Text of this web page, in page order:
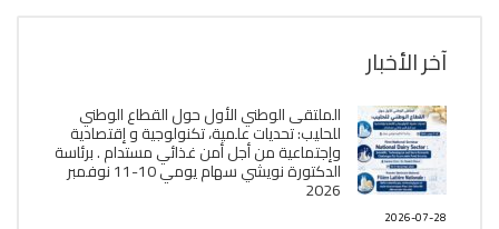
آخر الأخبار
الملتقى الوطني الأول حول القطاع الوطني
للحليب: تحديات علمية، تكنولوجية و إقتصادية
وإجتماعية من أجل أمن غذائي مستدام . برئاسة
الدكتورة نويشي سهام يومي 10-11 نوفمبر
2026
2026-07-28